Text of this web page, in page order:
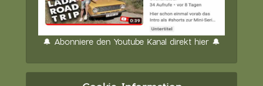
🔔 Abonniere den Youtube Kanal direkt hier 🔔